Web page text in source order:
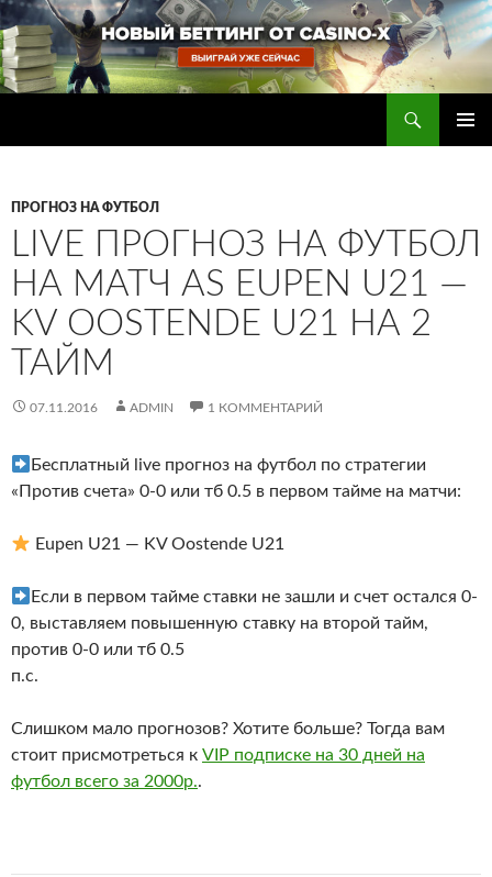
Перейти
к
содержимому
ПРОГНОЗ НА ФУТБОЛ
LIVE ПРОГНОЗ НА ФУТБОЛ
НА МАТЧ AS EUPEN U21 —
KV OOSTENDE U21 НА 2
ТАЙМ
07.11.2016 ADMIN 1 КОММЕНТАРИЙ
Бесплатный live прогноз на футбол по стратегии
«Против счета» 0-0 или тб 0.5 в первом тайме на матчи:
Eupen U21 — KV Oostende U21
Если в первом тайме ставки не зашли и счет остался 0-
0, выставляем повышенную ставку на второй тайм,
против 0-0 или тб 0.5
п.с.
Слишком мало прогнозов? Хотите больше? Тогда вам
стоит присмотреться к VIP подписке на 30 дней на
футбол всего за 2000р..